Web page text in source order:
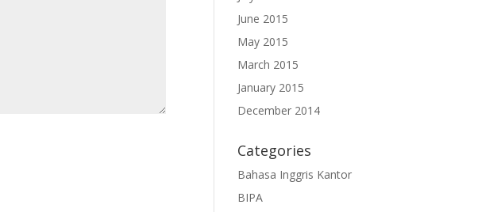
June 2015
May 2015
March 2015
January 2015
December 2014
Categories
Bahasa Inggris Kantor
BIPA